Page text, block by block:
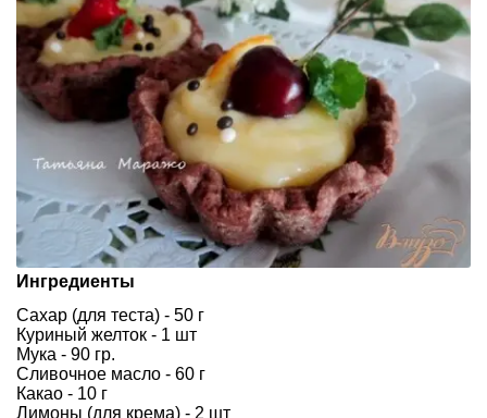
Ингредиенты
Сахар (для теста) - 50 г
Куриный желток - 1 шт
Мука - 90 гр.
Сливочное масло - 60 г
Какао - 10 г
Лимоны (для крема) - 2 шт